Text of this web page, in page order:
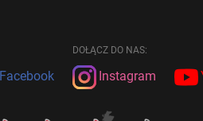
DOŁĄCZ DO NAS:
Facebook Instagram